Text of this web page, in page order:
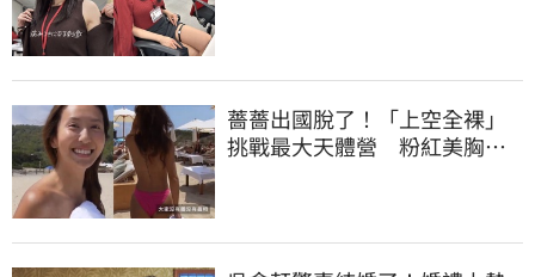
薔薔出國脫了！「上空全裸」
挑戰最大天體營 粉紅美胸被